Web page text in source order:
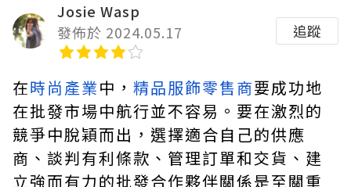
Josie Wasp
發佈於 2024.05.17
追蹤
在時尚產業中， 精品服飾零售商要成功地
在批發市場中航行並不容易。要在激烈的
競爭中脫穎而出，選擇適合自己的供應
商、談判有利條款、管理訂單和交貨、建
立強而有力的批發合作夥伴關係是至關重